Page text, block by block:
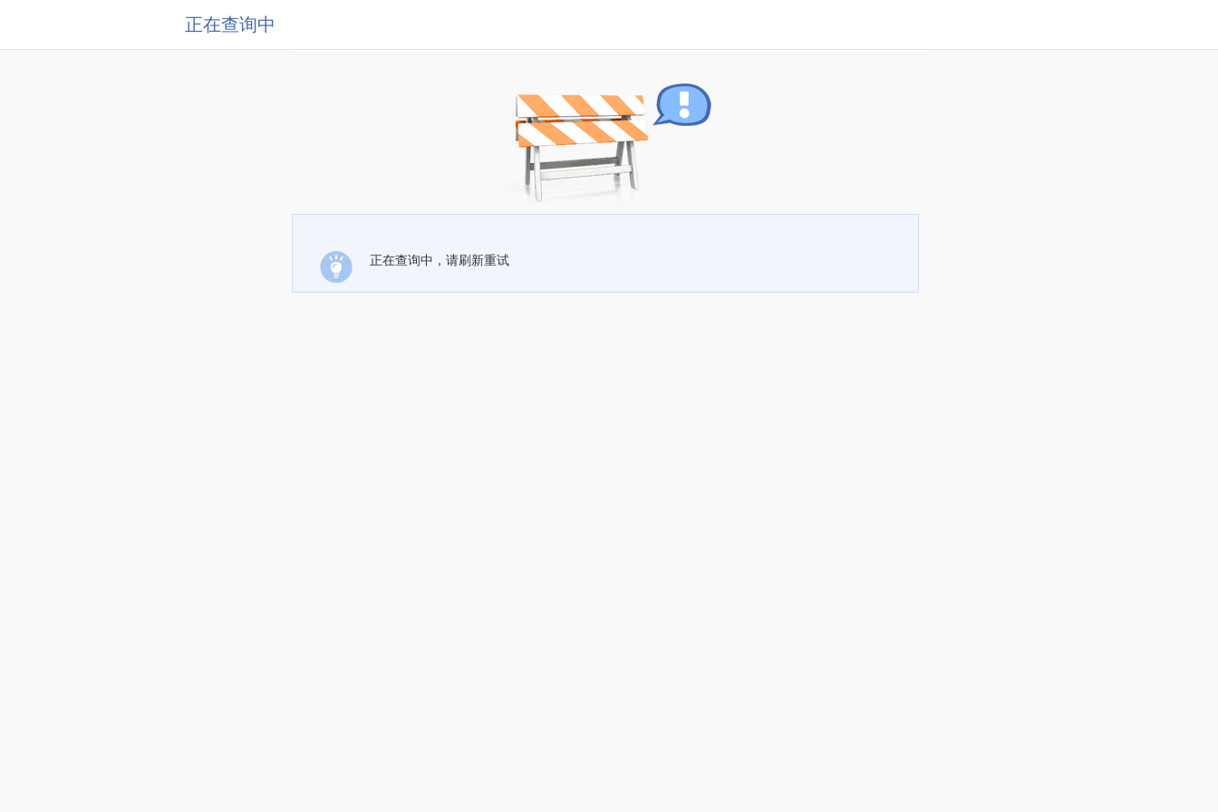
正在查询中
正在查询中，请刷新重试